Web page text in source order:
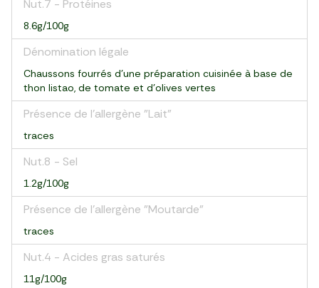
Nut.7 - Protéines
8.6g/100g
Dénomination légale
Chaussons fourrés d'une préparation cuisinée à base de
thon listao, de tomate et d'olives vertes
Présence de l'allergène "Lait"
traces
Nut.8 - Sel
1.2g/100g
Présence de l'allergène "Moutarde"
traces
Nut.4 - Acides gras saturés
11g/100g